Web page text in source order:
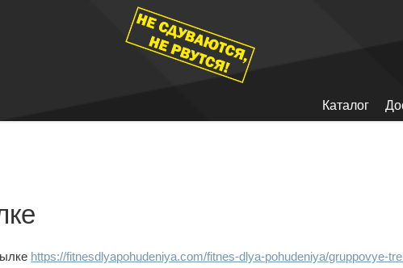
Каталог
https://fitnesdlyapohudeniya.com/fitnes-dlya-pohudeniya/gruppovye-